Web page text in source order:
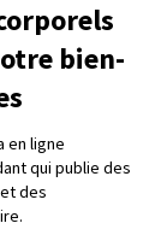
bien-
en ligne
qui publie des
des